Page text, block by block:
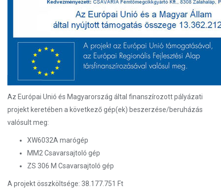
Az Európai Unió és Magyarország által finanszírozott pályázati
projekt keretében a következő gép(ek) beszerzése/beruházás
valósult meg:
XW6032A marógép
MM2 Csavarsajtoló gép
ZS 306 M Csavarsajtoló gép
A projekt összköltsége: 38.177.751 Ft